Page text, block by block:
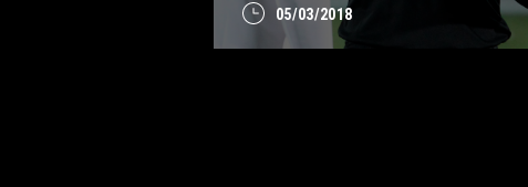
05/03/2018